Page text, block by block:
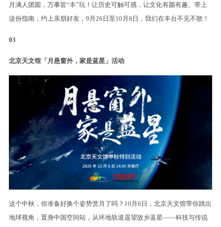
月满人团圆，万事皆“丰”玩！让历史可触可感，让文化有颜有趣。带上
这份指南，约上亲朋好友，9月26日至10月8日，我们在丰台不见不散！
03
北京天文馆「月悬窗外，家是蓝星」活动
这个中秋，你准备好换个姿势赏月了吗？10月6日，北京天文馆带你跳出
地球视角，置身中国空间站，从环地轨道遥望故乡蓝星——科技与传说